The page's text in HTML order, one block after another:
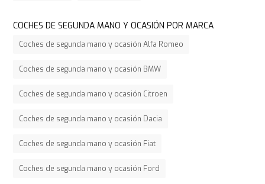
COCHES DE SEGUNDA MANO Y OCASIÓN POR MARCA
Coches de segunda mano y ocasión Alfa Romeo
Coches de segunda mano y ocasión BMW
Coches de segunda mano y ocasión Citroen
Coches de segunda mano y ocasión Dacia
Coches de segunda mano y ocasión Fiat
Coches de segunda mano y ocasión Ford